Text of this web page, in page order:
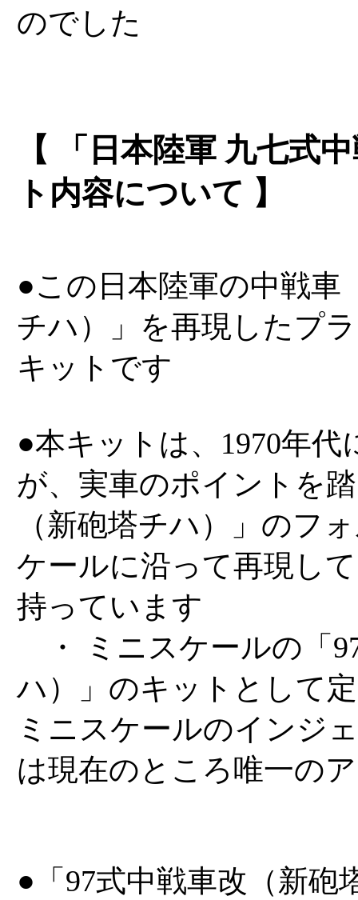
のでした
【 「日本陸軍 九七式
ト内容について 】
●この日本陸軍の中戦車
チハ）」を再現したプ
キットです
●本キットは、1970年
が、実車のポイントを
（新砲塔チハ）」のフ
ケールに沿って再現し
持っています
・ ミニスケールの「
ハ）」のキットとして
ミニスケールのインジ
は現在のところ唯一の
●「97式中戦車改（新砲